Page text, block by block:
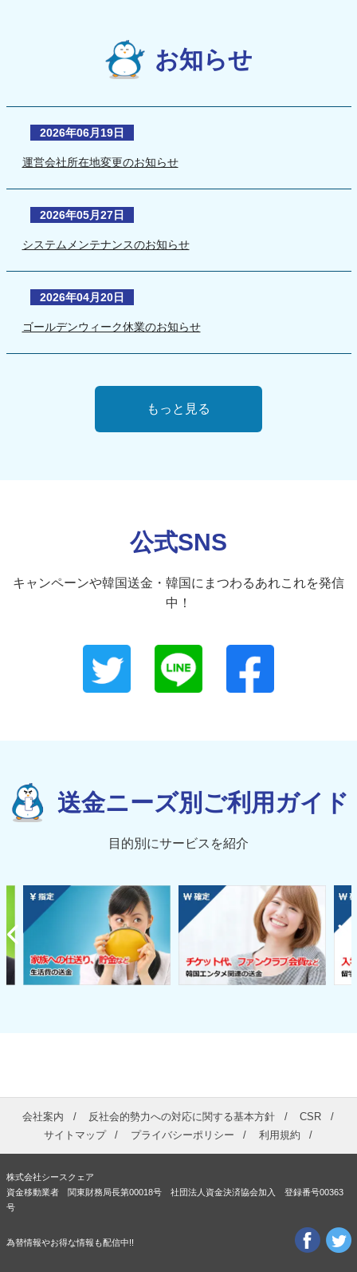
お知らせ
2026年06月19日
運営会社所在地変更のお知らせ
2026年05月27日
システムメンテナンスのお知らせ
2026年04月20日
ゴールデンウィーク休業のお知らせ
もっと見る
公式SNS
キャンペーンや韓国送金・韓国にまつわるあれこれを発信
中！
送金ニーズ別ご利用ガイド
目的別にサービスを紹介
会社案内 反社会的勢力への対応に関する基本方針
CSR
サイトマップ
プライバシーポリシー 利用規約
株式会社シースクェア
資金移動業者 関東財務局長第00018号 社団法人資金決済協会加入 登録番号00363
号
為替情報やお得な情報も配信中!!